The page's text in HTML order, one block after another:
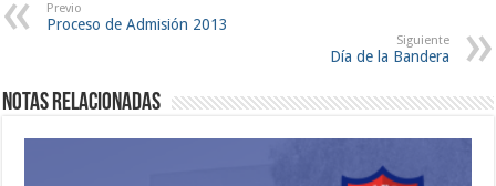
Previo
Proceso de Admisión 2013
Siguiente
Día de la Bandera
Notas Relacionadas